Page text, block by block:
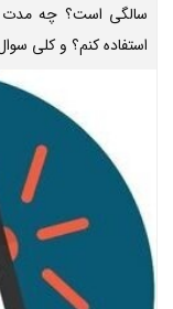
سالگی است؟ چه مدت
استفاده کنم؟ و کلی